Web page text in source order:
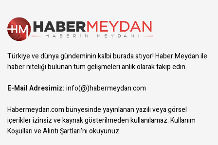
Türkiye ve dünya gündeminin kalbi burada atıyor! Haber Meydan ile
haber niteliği bulunan tüm gelişmeleri anlık olarak takip edin.
E-Mail Adresimiz:info(@)habermeydan.com
Habermeydan.com bünyesinde yayınlanan yazılı veya görsel
içerikler izinsiz ve kaynak gösterilmeden kullanılamaz.Kullanım
Koşulları ve Alıntı Şartları'nı okuyunuz.